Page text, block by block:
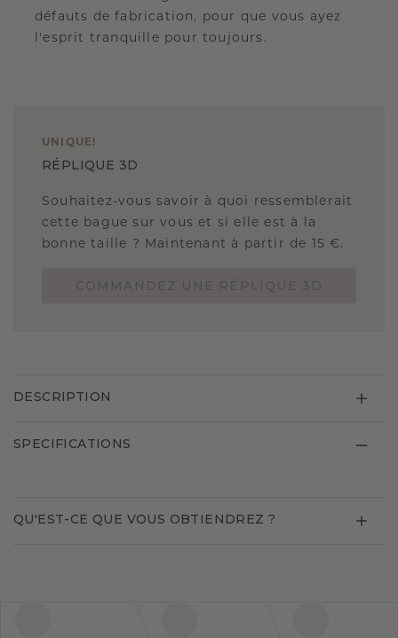
défauts de fabrication, pour que vous ayez
l'esprit tranquille pour toujours.
UNIQUE !
RÉPLIQUE 3D
Souhaitez-vous savoir à quoi ressemblerait
cette bague sur vous et si elle est à la
bonne taille ? Maintenant à partir de 15 €.
DESCRIPTION
SPECIFICATIONS
QU'EST-CE QUE VOUS OBTIENDREZ ?